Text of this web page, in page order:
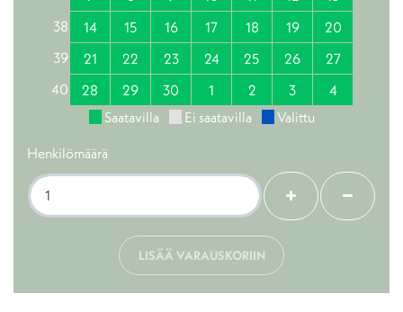
38
14 15 16 17 18 19
20
39
21 22 23 24 25 26
27
40
28 29 30 1 2 3
4
Saatavilla
Ei saatavilla
Valittu
Henkilömäärä
LISÄÄ VARAUSKORIIN